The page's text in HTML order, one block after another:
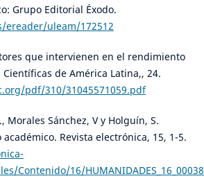
Grupo Editorial Éxodo.
uleam/172512
que intervienen en el rendimiento
Científicas de América Latina,, 24.
pdf/310/31045571059.pdf
Morales Sánchez, V y Holguín, S.
Revista electrónica, 15, 1-5.
Contenido/16/